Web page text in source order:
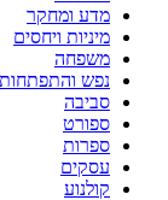
מדע ומחקר
מיניות ויחסים
משפחה
נפש והתפתחות
סביבה
ספורט
ספרות
עסקים
קולנוע